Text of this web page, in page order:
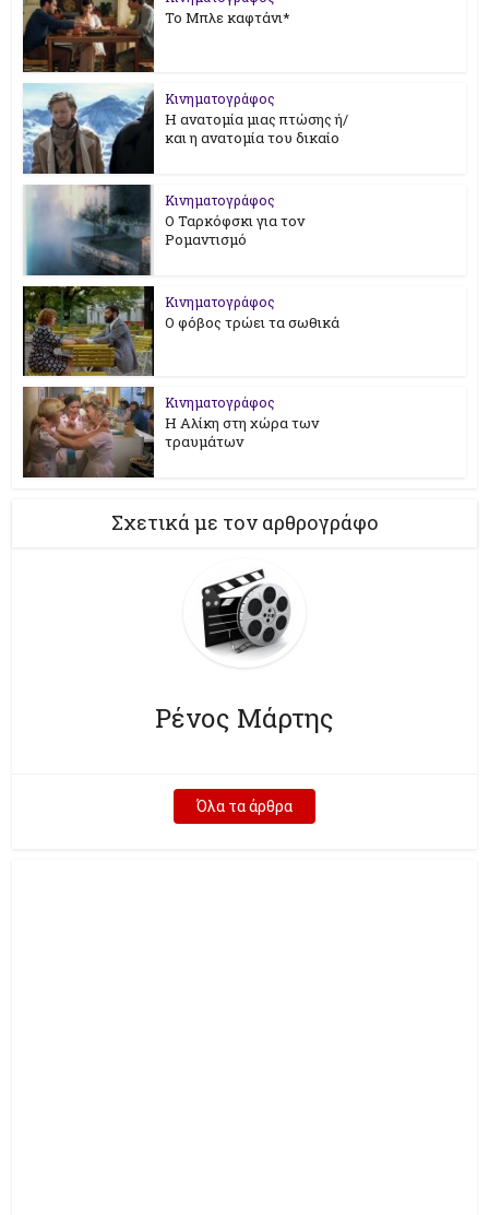
Το Μπλε καφτάνι*
Κινηματογράφος
Η ανατομία μιας πτώσης ή/
και η ανατομία του δικαίο
Κινηματογράφος
Ο Ταρκόφσκι για τον
Ρομαντισμό
Κινηματογράφος
Ο φόβος τρώει τα σωθικά
Κινηματογράφος
Η Αλίκη στη χώρα των
τραυμάτων
Σχετικά με τον αρθρογράφο
Ρένος Μάρτης
Όλα τα άρθρα